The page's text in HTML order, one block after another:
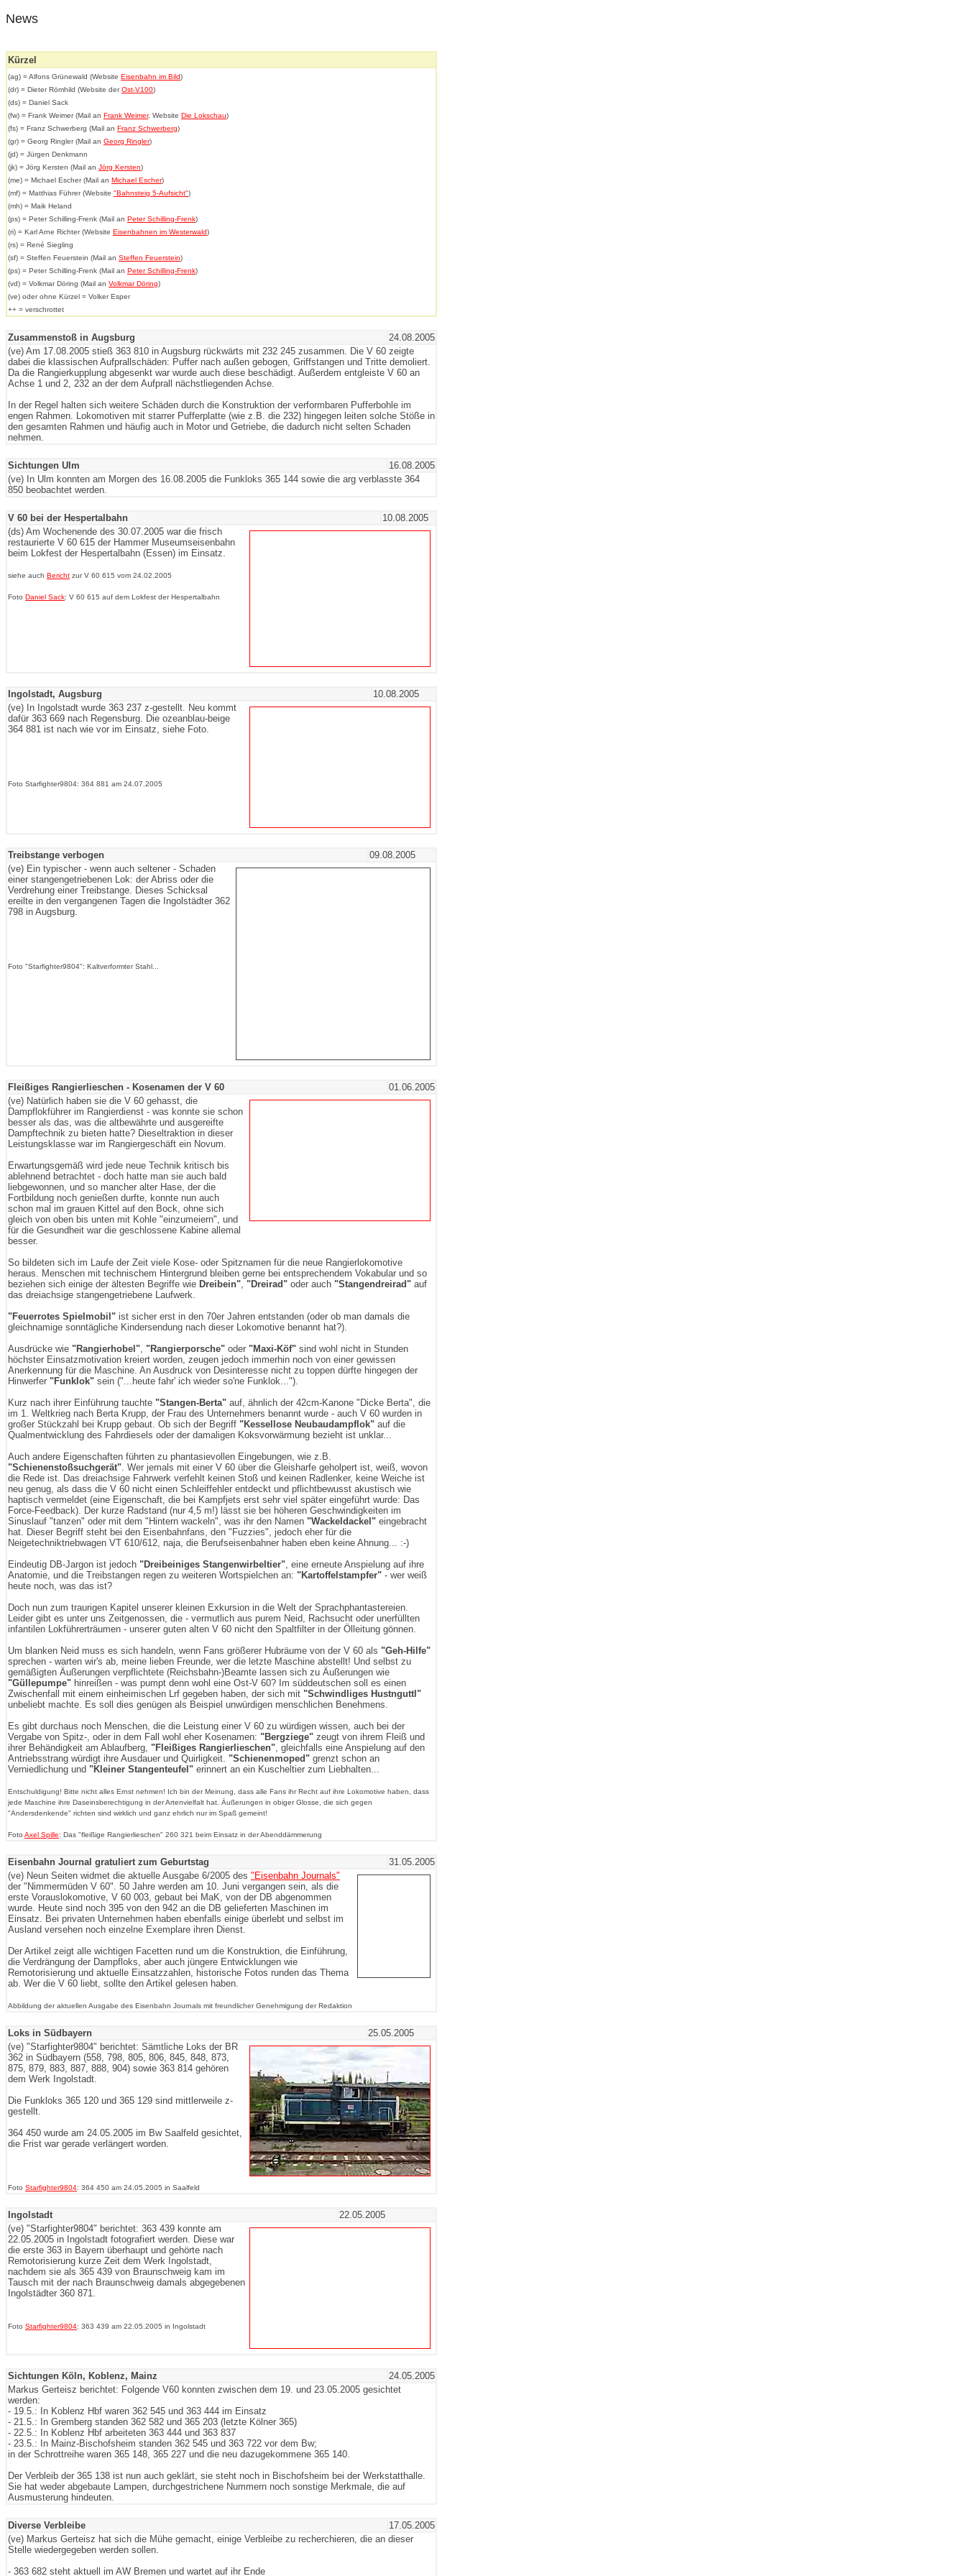
News
Kürzel
(ag) = Alfons Grünewald (Website Eisenbahn im Bild)
(dr) = Dieter Römhild (Website derOst-V100)
(ds) = Daniel Sack
(fw) = Frank Weimer (Mail an Frank Weimer, Website Die Lokschau)
(fs) = Franz Schwerberg (Mail an Franz Schwerberg)
(gr) = Georg Ringler (Mail an Georg Ringler)
(jd) = Jürgen Denkmann
(jk) = Jörg Kersten (Mail an Jörg Kersten)
(me) = Michael Escher (Mail an Michael Escher)
(mf) = Matthias Führer (Website "Bahnsteig 5-Aufsicht")
(mh) = Maik Heland
(ps) = Peter Schilling-Frenk (Mail an Peter Schilling-Frenk)
(ri) = Karl Arne Richter (Website Eisenbahnen im Westerwald)
(rs) = René Siegling
(sf) = Steffen Feuerstein (Mail an Steffen Feuerstein)
(ps) = Peter Schilling-Frenk (Mail an Peter Schilling-Frenk)
(vd) = Volkmar Döring (Mail an Volkmar Döring)
(ve) oder ohne Kürzel = Volker Esper
++ = verschrottet
Zusammenstoß in Augsburg
24.08.2005
(ve) Am 17.08.2005 stieß 363 810 in Augsburg rückwärts mit 232 245 zusammen. Die V 60 zeigte
dabei die klassischen Aufprallschäden: Puffer nach außen gebogen, Griffstangen und Tritte demoliert.
Da die Rangierkupplung abgesenkt war wurde auch diese beschädigt. Außerdem entgleiste V 60 an
Achse 1 und 2, 232 an der dem Aufprall nächstliegenden Achse.
In der Regel halten sich weitere Schäden durch die Konstruktion der verformbaren Pufferbohle im
engen Rahmen. Lokomotiven mit starrer Pufferplatte (wie z.B. die 232) hingegen leiten solche Stöße in
den gesamten Rahmen und häufig auch in Motor und Getriebe, die dadurch nicht selten Schaden
nehmen.
Sichtungen Ulm
16.08.2005
(ve) In Ulm konnten am Morgen des 16.08.2005 die Funkloks 365 144 sowie die arg verblasste 364
850 beobachtet werden.
V 60 bei der Hespertalbahn
10.08.2005
(ds) Am Wochenende des 30.07.2005 war die frisch
restaurierte V 60 615 der Hammer Museumseisenbahn
beim Lokfest der Hespertalbahn (Essen) im Einsatz.
siehe auch Bericht zur V 60 615 vom 24.02.2005
Foto Daniel Sack: V 60 615 auf dem Lokfest der Hespertalbahn
Ingolstadt, Augsburg
10.08.2005
(ve) In Ingolstadt wurde 363 237 z-gestellt. Neu kommt
dafür 363 669 nach Regensburg. Die ozeanblau-beige
364 881 ist nach wie vor im Einsatz, siehe Foto.
Foto Starfighter9804: 364 881 am 24.07.2005
Treibstange verbogen
09.08.2005
(ve) Ein typischer - wenn auch seltener - Schaden
einer stangengetriebenen Lok: der Abriss oder die
Verdrehung einer Treibstange. Dieses Schicksal
ereilte in den vergangenen Tagen die Ingolstädter 362
798 in Augsburg.
Foto "Starfighter9804": Kaltverformter Stahl...
Fleißiges Rangierlieschen - Kosenamen der V 60
01.06.2005
(ve) Natürlich haben sie die V 60 gehasst, die
Dampflokführer im Rangierdienst - was konnte sie schon
besser als das, was die altbewährte und ausgereifte
Dampftechnik zu bieten hatte? Dieseltraktion in dieser
Leistungsklasse war im Rangiergeschäft ein Novum.
Erwartungsgemäß wird jede neue Technik kritisch bis
ablehnend betrachtet - doch hatte man sie auch bald
liebgewonnen, und so mancher alter Hase, der die
Fortbildung noch genießen durfte, konnte nun auch
schon mal im grauen Kittel auf den Bock, ohne sich
gleich von oben bis unten mit Kohle "einzumeiern", und
für die Gesundheit war die geschlossene Kabine allemal
besser.
So bildeten sich im Laufe der Zeit viele Kose- oder Spitznamen für die neue Rangierlokomotive
heraus. Menschen mit technischem Hintergrund bleiben gerne bei entsprechendem Vokabular und so
beziehen sich einige der ältesten Begriffe wie Dreibein", "Dreirad" oder auch "Stangendreirad" auf
das dreiachsige stangengetriebene Laufwerk.
"Feuerrotes Spielmobil" ist sicher erst in den 70er Jahren entstanden (oder ob man damals die
gleichnamige sonntägliche Kindersendung nach dieser Lokomotive benannt hat?).
Ausdrücke wie "Rangierhobel", "Rangierporsche" oder "Maxi-Köf" sind wohl nicht in Stunden
höchster Einsatzmotivation kreiert worden, zeugen jedoch immerhin noch von einer gewissen
Anerkennung für die Maschine. An Ausdruck von Desinteresse nicht zu toppen dürfte hingegen der
Hinwerfer "Funklok" sein ("...heute fahr' ich wieder so'ne Funklok...").
Kurz nach ihrer Einführung tauchte "Stangen-Berta" auf, ähnlich der 42cm-Kanone "Dicke Berta", die
im 1. Weltkrieg nach Berta Krupp, der Frau des Unternehmers benannt wurde - auch V 60 wurden in
großer Stückzahl bei Krupp gebaut. Ob sich der Begriff "Kessellose Neubaudampflok" auf die
Qualmentwicklung des Fahrdiesels oder der damaligen Koksvorwärmung bezieht ist unklar...
Auch andere Eigenschaften führten zu phantasievollen Eingebungen, wie z.B.
"Schienenstoßsuchgerät". Wer jemals mit einer V 60 über die Gleisharfe geholpert ist, weiß, wovon
die Rede ist. Das dreiachsige Fahrwerk verfehlt keinen Stoß und keinen Radlenker, keine Weiche ist
neu genug, als dass die V 60 nicht einen Schleiffehler entdeckt und pflichtbewusst akustisch wie
haptisch vermeldet (eine Eigenschaft, die bei Kampfjets erst sehr viel später eingeführt wurde: Das
Force-Feedback). Der kurze Radstand (nur 4,5 m!) lässt sie bei höheren Geschwindigkeiten im
Sinuslauf "tanzen" oder mit dem "Hintern wackeln", was ihr den Namen "Wackeldackel" eingebracht
hat. Dieser Begriff steht bei den Eisenbahnfans, den "Fuzzies", jedoch eher für die
Neigetechniktriebwagen VT 610/612, naja, die Berufseisenbahner haben eben keine Ahnung... :-)
Eindeutig DB-Jargon ist jedoch "Dreibeiniges Stangenwirbeltier", eine erneute Anspielung auf ihre
Anatomie, und die Treibstangen regen zu weiteren Wortspielchen an: "Kartoffelstampfer" - wer weiß
heute noch, was das ist?
Doch nun zum traurigen Kapitel unserer kleinen Exkursion in die Welt der Sprachphantastereien.
Leider gibt es unter uns Zeitgenossen, die - vermutlich aus purem Neid, Rachsucht oder unerfüllten
infantilen Lokführerträumen - unserer guten alten V 60 nicht den Spaltfilter in der Ölleitung gönnen.
Um blanken Neid muss es sich handeln, wenn Fans größerer Hubräume von der V 60 als "Geh-Hilfe"
sprechen - warten wir's ab, meine lieben Freunde, wer die letzte Maschine abstellt! Und selbst zu
gemäßigten Äußerungen verpflichtete (Reichsbahn-)Beamte lassen sich zu Äußerungen wie
"Güllepumpe" hinreißen - was pumpt denn wohl eine Ost-V 60? Im süddeutschen soll es einen
Zwischenfall mit einem einheimischen Lrf gegeben haben, der sich mit "Schwindliges Hustnguttl"
unbeliebt machte. Es soll dies genügen als Beispiel unwürdigen menschlichen Benehmens.
Es gibt durchaus noch Menschen, die die Leistung einer V 60 zu würdigen wissen, auch bei der
Vergabe von Spitz-, oder in dem Fall wohl eher Kosenamen: "Bergziege" zeugt von ihrem Fleiß und
ihrer Behändigkeit am Ablaufberg, "Fleißiges Rangierlieschen", gleichfalls eine Anspielung auf den
Antriebsstrang würdigt ihre Ausdauer und Quirligkeit. "Schienenmoped" grenzt schon an
Verniedlichung und "Kleiner Stangenteufel" erinnert an ein Kuscheltier zum Liebhalten...
Entschuldigung! Bitte nicht alles Ernst nehmen! Ich bin der Meinung, dass alle Fans ihr Recht auf ihre Lokomotive haben, dass
jede Maschine ihre Daseinsberechtigung in der Artenvielfalt hat. Äußerungen in obiger Glosse, die sich gegen
"Andersdenkende" richten sind wirklich und ganz ehrlich nur im Spaß gemeint!
Foto Axel Spille: Das "fleißige Rangierlieschen" 260 321 beim Einsatz in der Abenddämmerung
Eisenbahn Journal gratuliert zum Geburtstag
31.05.2005
(ve) Neun Seiten widmet die aktuelle Ausgabe 6/2005 des "Eisenbahn Journals"
der "Nimmermüden V 60". 50 Jahre werden am 10. Juni vergangen sein, als die
erste Vorauslokomotive, V 60 003, gebaut bei MaK, von der DB abgenommen
wurde. Heute sind noch 395 von den 942 an die DB gelieferten Maschinen im
Einsatz. Bei privaten Unternehmen haben ebenfalls einige überlebt und selbst im
Ausland versehen noch einzelne Exemplare ihren Dienst.
Der Artikel zeigt alle wichtigen Facetten rund um die Konstruktion, die Einführung,
die Verdrängung der Dampfloks, aber auch jüngere Entwicklungen wie
Remotorisierung und aktuelle Einsatzzahlen, historische Fotos runden das Thema
ab. Wer die V 60 liebt, sollte den Artikel gelesen haben.
Abbildung der aktuellen Ausgabe des Eisenbahn Journals mit freundlicher Genehmigung der Redaktion
Loks in Südbayern
25.05.2005
(ve) "Starfighter9804" berichtet: Sämtliche Loks der BR
362 in Südbayern (558, 798, 805, 806, 845, 848, 873,
875, 879, 883, 887, 888, 904) sowie 363 814 gehören
dem Werk Ingolstadt.
Die Funkloks 365 120 und 365 129 sind mittlerweile z-
gestellt.
364 450 wurde am 24.05.2005 im Bw Saalfeld gesichtet,
die Frist war gerade verlängert worden.
Foto Starfighter9804: 364 450 am 24.05.2005 in Saalfeld
Ingolstadt
22.05.2005
(ve) "Starfighter9804" berichtet: 363 439 konnte am
22.05.2005 in Ingolstadt fotografiert werden. Diese war
die erste 363 in Bayern überhaupt und gehörte nach
Remotorisierung kurze Zeit dem Werk Ingolstadt,
nachdem sie als 365 439 von Braunschweig kam im
Tausch mit der nach Braunschweig damals abgegebenen
Ingolstädter 360 871.
Foto Starfighter9804: 363 439 am 22.05.2005 in Ingolstadt
Sichtungen Köln, Koblenz, Mainz
24.05.2005
Markus Gerteisz berichtet: Folgende V60 konnten zwischen dem 19. und 23.05.2005 gesichtet
werden:
- 19.5.: In Koblenz Hbf waren 362 545 und 363 444 im Einsatz
- 21.5.: In Gremberg standen 362 582 und 365 203 (letzte Kölner 365)
- 22.5.: In Koblenz Hbf arbeiteten 363 444 und 363 837
- 23.5.: In Mainz-Bischofsheim standen 362 545 und 363 722 vor dem Bw;
in der Schrottreihe waren 365 148, 365 227 und die neu dazugekommene 365 140.
Der Verbleib der 365 138 ist nun auch geklärt, sie steht noch in Bischofsheim bei der Werkstatthalle.
Sie hat weder abgebaute Lampen, durchgestrichene Nummern noch sonstige Merkmale, die auf
Ausmusterung hindeuten.
Diverse Verbleibe
17.05.2005
(ve) Markus Gerteisz hat sich die Mühe gemacht, einige Verbleibe zu recherchieren, die an dieser
Stelle wiedergegeben werden sollen.
- 363 682 steht aktuell im AW Bremen und wartet auf ihr Ende